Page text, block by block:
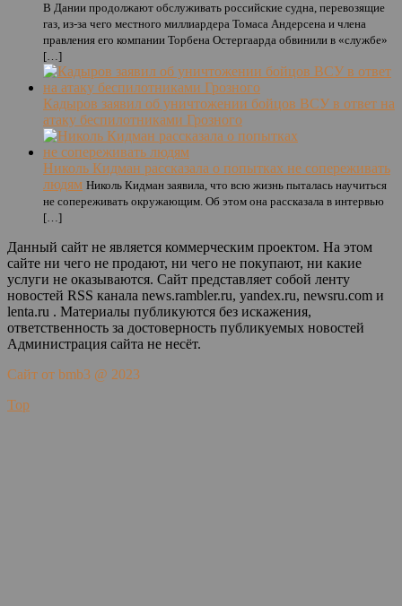
В Дании продолжают обслуживать российские судна, перевозящие
газ, из-за чего местного миллиардера Томаса Андерсена и члена
правления его компании Торбена Остергаарда обвинили в «службе»
[…]
Кадыров заявил об уничтожении бойцов ВСУ в ответ на
атаку беспилотниками Грозного
Николь Кидман рассказала о попытках не сопереживать
людям Николь Кидман заявила, что всю жизнь пыталась научиться
не сопереживать окружающим. Об этом она рассказала в интервью
[…]
Данный сайт не является коммерческим проектом. На этом
сайте ни чего не продают, ни чего не покупают, ни какие
услуги не оказываются. Сайт представляет собой ленту
новостей RSS канала news.rambler.ru, yandex.ru, newsru.com и
lenta.ru . Материалы публикуются без искажения,
ответственность за достоверность публикуемых новостей
Администрация сайта не несёт.
Сайт от bmb3 @ 2023
Top